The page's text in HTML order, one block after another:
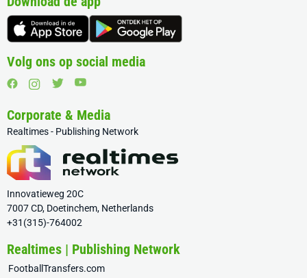
Volg ons op social media
Corporate & Media
Realtimes - Publishing Network
Innovatieweg 20C
7007 CD, Doetinchem, Netherlands
+31(315)-764002
Realtimes | Publishing Network
FootballTransfers.com